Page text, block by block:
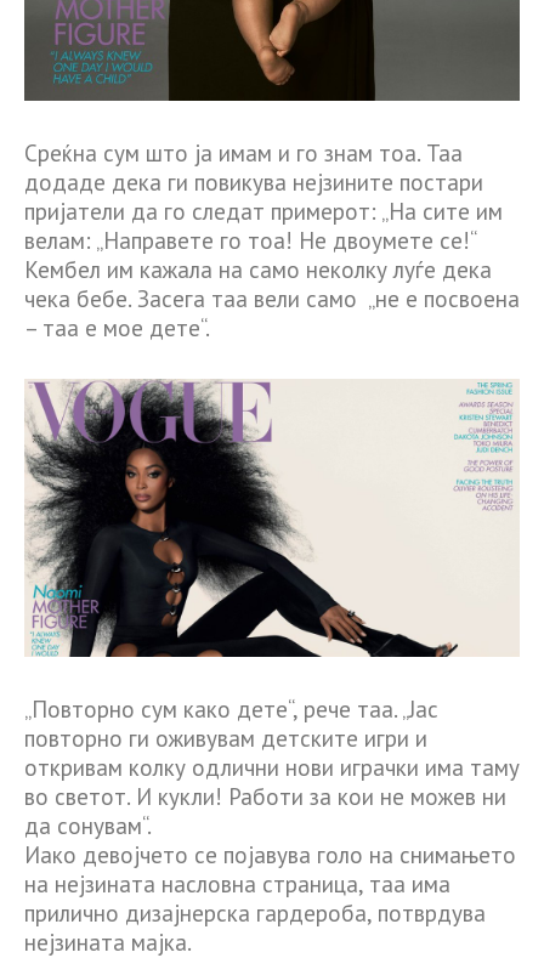
Среќна сум што ја имам и го знам тоа. Таа
додаде дека ги повикува нејзините постари
пријатели да го следат примерот: „На сите им
велам: „Направете го тоа! Не двоумете се!“
Кембел им кажала на само неколку луѓе дека
чека бебе. Засега таа вели само „не е посвоена
– таа е мое дете“.
„Повторно сум како дете“, рече таа. „Јас
повторно ги оживувам детските игри и
откривам колку одлични нови играчки има таму
во светот. И кукли! Работи за кои не можев ни
да сонувам“.
Иако девојчето се појавува голо на снимањето
на нејзината насловна страница, таа има
прилично дизајнерска гардероба, потврдува
нејзината мајка.